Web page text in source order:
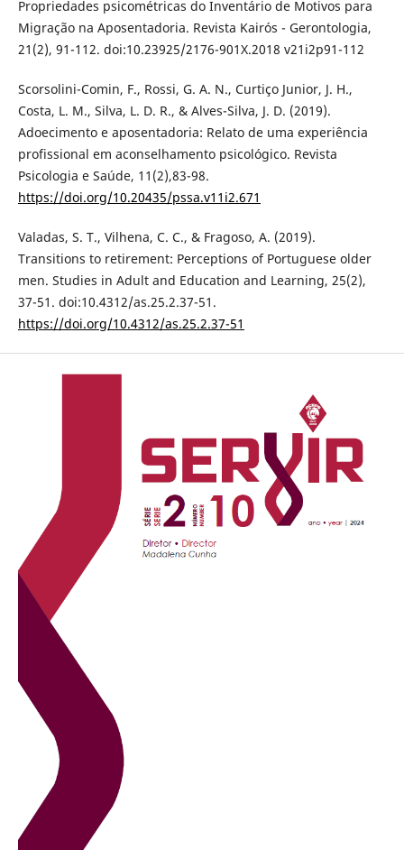
Propriedades psicométricas do Inventário de Motivos para
Migração na Aposentadoria. Revista Kairós - Gerontologia,
21(2), 91-112. doi:10.23925/2176-901X.2018 v21i2p91-112
Scorsolini-Comin, F., Rossi, G. A. N., Curtiço Junior, J. H.,
Costa, L. M., Silva, L. D. R., & Alves-Silva, J. D. (2019).
Adoecimento e aposentadoria: Relato de uma experiência
profissional em aconselhamento psicológico. Revista
Psicologia e Saúde, 11(2),83-98.
https://doi.org/10.20435/pssa.v11i2.671
Valadas, S. T., Vilhena, C. C., & Fragoso, A. (2019).
Transitions to retirement: Perceptions of Portuguese older
men. Studies in Adult and Education and Learning, 25(2),
37-51. doi:10.4312/as.25.2.37-51.
https://doi.org/10.4312/as.25.2.37-51